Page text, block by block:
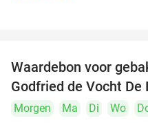
Waardebon voor
Godfried de Vocht De
Morgen Ma Di Wo